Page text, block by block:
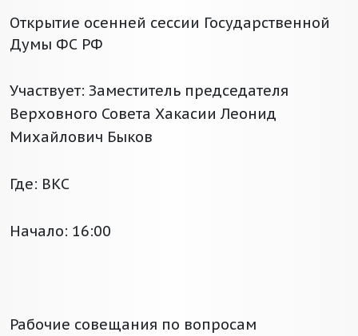
Открытие осенней сессии Государственной
Думы ФС РФ
Участвует: Заместитель председателя
Верховного Совета Хакасии Леонид
Михайлович Быков
Где: ВКС
Начало: 16:00
Рабочие совещания по вопросам